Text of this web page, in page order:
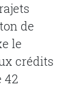
de
le
crédits
42